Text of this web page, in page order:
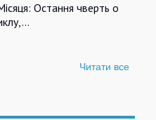
Остання чверть о
Читати все